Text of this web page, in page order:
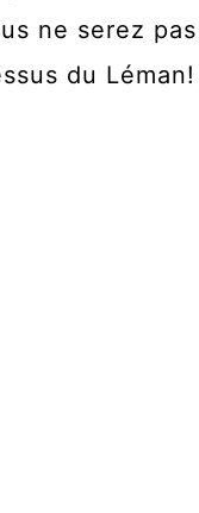
ne serez pas
du Léman!